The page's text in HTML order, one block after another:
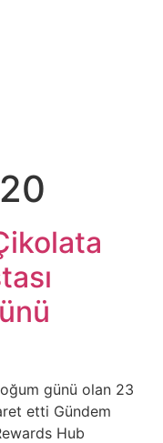
günü olan 23
etti Gündem
Hub